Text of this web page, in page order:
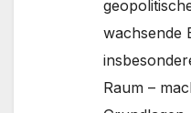
wachsende
Raum –